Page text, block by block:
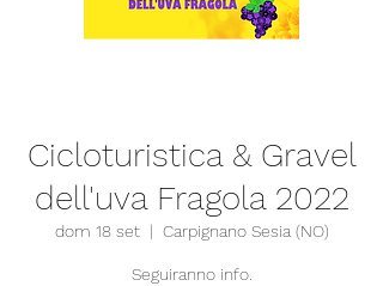
Cicloturistica & Gravel
dell'uva Fragola 2022
dom 18 set
  |
Carpignano Sesia (NO)
Seguiranno info.